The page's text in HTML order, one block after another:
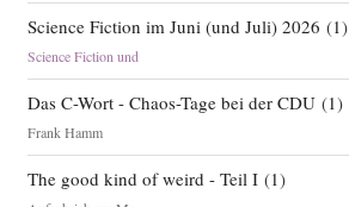
Science Fiction im Juni (und Juli) 2026 (1)
Science Fiction und
Das C-Wort - Chaos-Tage bei der CDU(1)
Frank Hamm
The good kind of weird - Teil I(1)